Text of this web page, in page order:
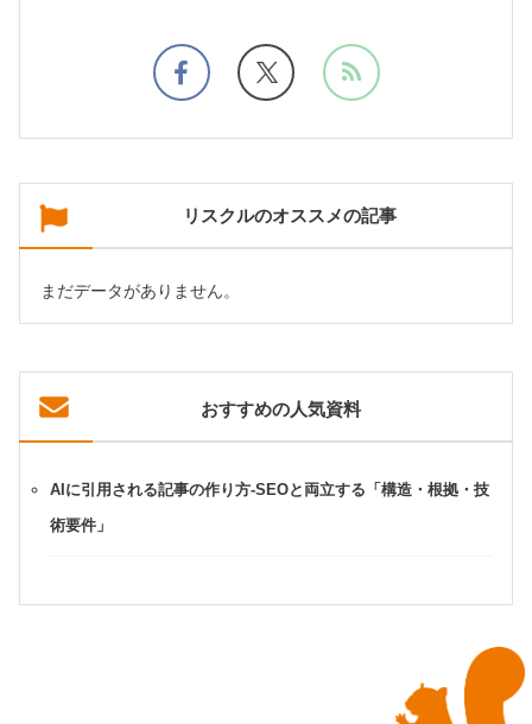
リスクルのオススメの記事
まだデータがありません。
おすすめの人気資料
AIに引用される記事の作り方-SEOと両立する「構造・根拠・技
術要件」